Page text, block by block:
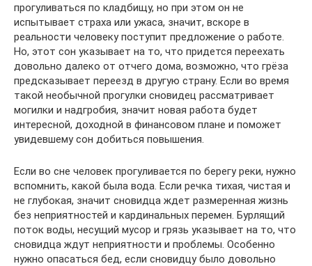
прогуливаться по кладбищу, но при этом он не
испытывает страха или ужаса, значит, вскоре в
реальности человеку поступит предложение о работе.
Но, этот сон указывает на то, что придется переехать
довольно далеко от отчего дома, возможно, что грёза
предсказывает переезд в другую страну. Если во время
такой необычной прогулки сновидец рассматривает
могилки и надгробия, значит новая работа будет
интересной, доходной в финансовом плане и поможет
увидевшему сон добиться повышения.
Если во сне человек прогуливается по берегу реки, нужно
вспомнить, какой была вода. Если речка тихая, чистая и
не глубокая, значит сновидца ждет размеренная жизнь
без неприятностей и кардинальных перемен. Бурлящий
поток воды, несущий мусор и грязь указывает на то, что
сновидца ждут неприятности и проблемы. Особенно
нужно опасаться бед, если сновидцу было довольно